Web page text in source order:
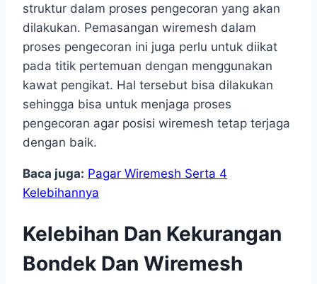
struktur dalam proses pengecoran yang akan
dilakukan. Pemasangan wiremesh dalam
proses pengecoran ini juga perlu untuk diikat
pada titik pertemuan dengan menggunakan
kawat pengikat. Hal tersebut bisa dilakukan
sehingga bisa untuk menjaga proses
pengecoran agar posisi wiremesh tetap terjaga
dengan baik.
Baca juga: Pagar Wiremesh Serta 4
Kelebihannya
Kelebihan Dan Kekurangan
Bondek Dan Wiremesh